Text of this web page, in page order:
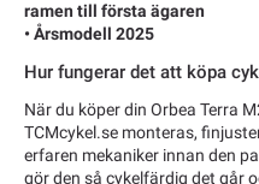
ramen till första ägaren
• Årsmodell 2025
Hur fungerar det att köpa
När du köper din Orbea Terra
TCMcykel.se monteras,
erfaren mekaniker innan den
gör den så cykelfärdig det går